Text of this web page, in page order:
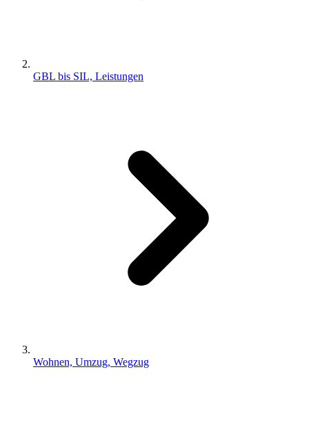
GBL bis SIL, Leistungen
Wohnen, Umzug, Wegzug